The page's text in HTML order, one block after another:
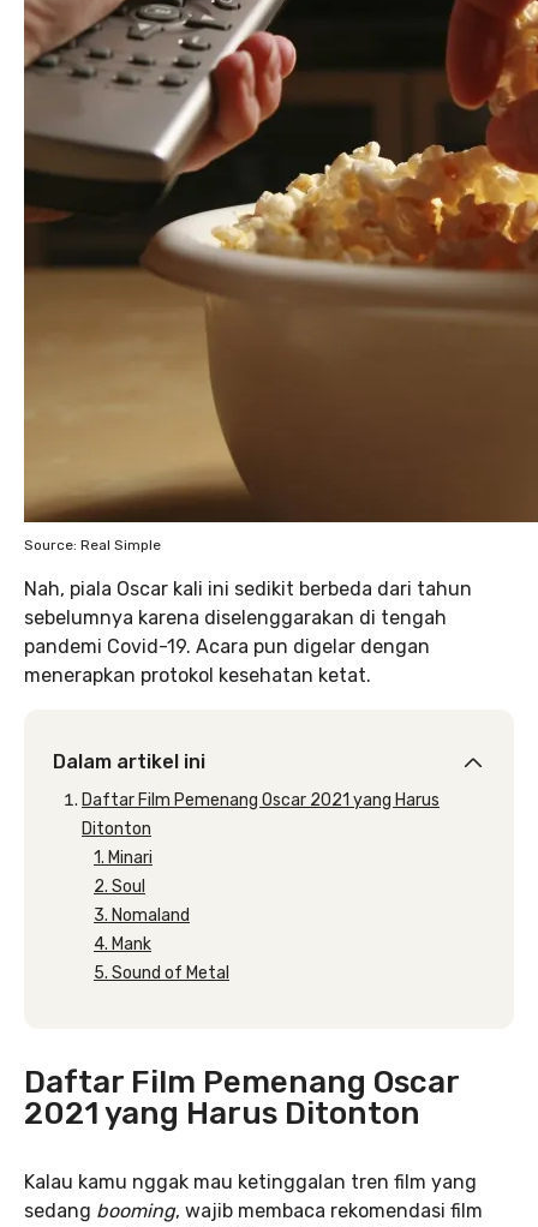
Source: Real Simple
Nah, piala Oscar kali ini sedikit berbeda dari tahun
sebelumnya karena diselenggarakan di tengah
pandemi Covid-19. Acara pun digelar dengan
menerapkan protokol kesehatan ketat.
Dalam artikel ini
Daftar Film Pemenang Oscar 2021 yang Harus
Ditonton
1. Minari
2. Soul
3. Nomaland
4. Mank
5. Sound of Metal
Daftar Film Pemenang Oscar
2021 yang Harus Ditonton
Kalau kamu nggak mau ketinggalan tren film yang
sedang booming, wajib membaca rekomendasi film